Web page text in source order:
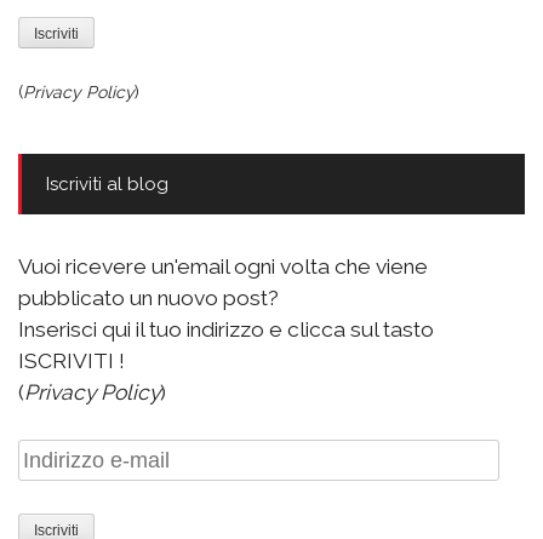
(Privacy Policy)
Iscriviti al blog
Vuoi ricevere un'email ogni volta che viene
pubblicato un nuovo post?
Inserisci qui il tuo indirizzo e clicca sul tasto
ISCRIVITI !
(Privacy Policy)
Indirizzo
e-
mail